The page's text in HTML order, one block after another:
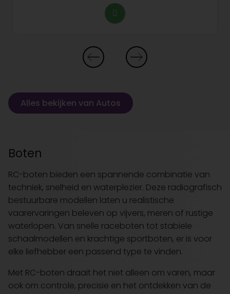
Alles bekijken van Autos
Boten
RC-boten bieden een spannende combinatie van
techniek, snelheid en waterplezier. Deze radiografisch
bestuurbare modellen laten u realistische
vaarervaringen beleven op vijvers, meren of rustige
waterlopen. Van snelle raceboten tot stabiele
schaalmodellen en krachtige sportboten, er is voor
elke liefhebber een passend type te vinden.
Met RC-boten draait het niet alleen om varen, maar
ook om controle, precisie en het ontdekken van de